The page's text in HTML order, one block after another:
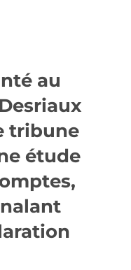
au
tribune
étude